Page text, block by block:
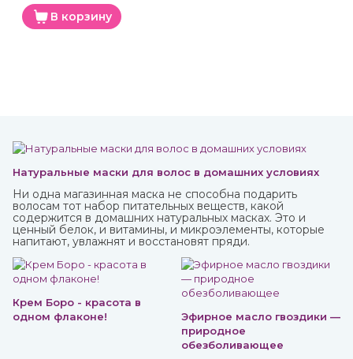
В корзину
Натуральные маски для волос в домашних условиях
Ни одна магазинная маска не способна подарить
волосам тот набор питательных веществ, какой
содержится в домашних натуральных масках. Это и
ценный белок, и витамины, и микроэлементы, которые
напитают, увлажнят и восстановят пряди.
Крем Боро - красота в
одном флаконе!
Эфирное масло гвоздики —
природное
обезболивающее